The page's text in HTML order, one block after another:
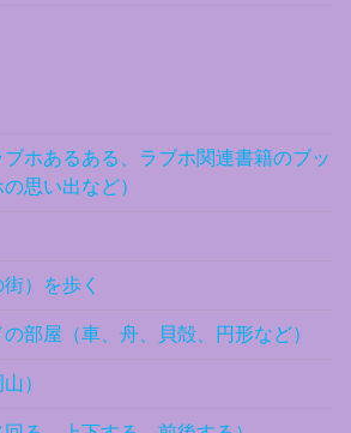
ホあるある、ラブホ関連書籍のブッ
思い出など）
）を歩く
部屋（車、舟、貝殻、円形など）
）